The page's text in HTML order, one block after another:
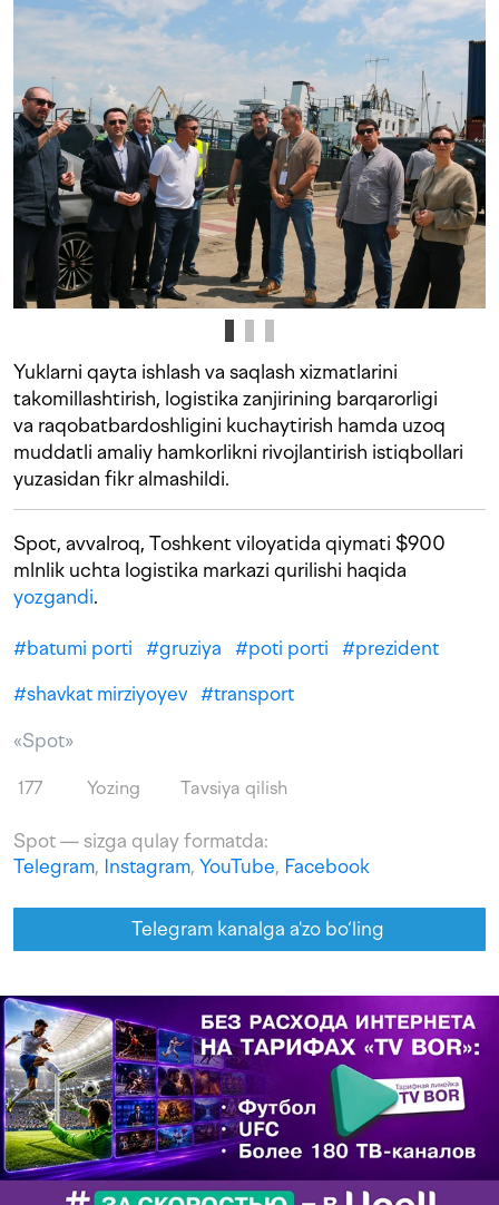
Yuklarni qayta ishlash va saqlash xizmatlarini
takomillashtirish, logistika zanjirining barqarorligi
va raqobatbardoshligini kuchaytirish hamda uzoq
muddatli amaliy hamkorlikni rivojlantirish istiqbollari
yuzasidan fikr almashildi.
Spot, avvalroq, Toshkent viloyatida qiymati $900
mlnlik uchta logistika markazi qurilishi haqida
yozgandi.
#batumi porti #gruziya #poti porti #prezident
#shavkat mirziyoyev #transport
«Spot»
177 Yozing Tavsiya qilish
Spot — sizga qulay formatda:
Telegram, Instagram, YouTube, Facebook
Telegram kanalga a'zo bo‘ling